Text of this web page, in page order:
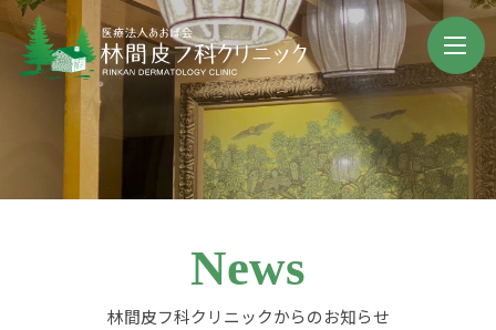
News
林間皮フ科クリニックからのお知らせ